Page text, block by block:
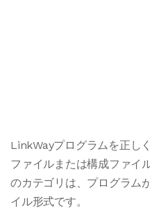
LinkWayプログラムを正し
ファイルまたは構成ファイ
のカテゴリは、プログラム
イル形式です。